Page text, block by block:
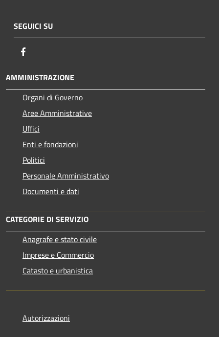
SEGUICI SU
AMMINISTRAZIONE
Organi di Governo
Aree Amministrative
Uffici
Enti e fondazioni
Politici
Personale Amministrativo
Documenti e dati
CATEGORIE DI SERVIZIO
Anagrafe e stato civile
Imprese e Commercio
Catasto e urbanistica
Autorizzazioni